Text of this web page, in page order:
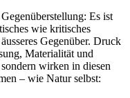
Es ist
wie kritisches
Gegenüber. Druck
Materialität und
wirken in diesen
– wie Natur selbst: